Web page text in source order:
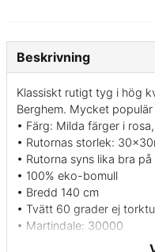
Beskrivning
Klassiskt rutigt tyg i hög
Berghem. Mycket
• Färg: Milda färger i
• Rutornas storlek:
• Rutorna syns lika bra
• 100% eko-bomull
• Bredd 140 cm
• Tvätt 60 grader ej
• Martindale: 30000